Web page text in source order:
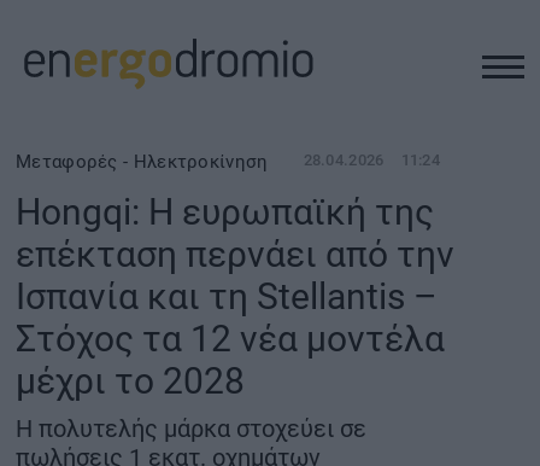
ΥΠΟΔΟΜΕΣ
REAL ESTATE
ΠΕΡΙΒΑΛΛΟΝ
ΕΝΕΡΓΕΙΑ
ΜΕΤΑΦΟΡΕΣ - ΗΛΕΚΤΡΟΚΙΝΗΣΗ
Μεταφορές - Ηλεκτροκίνηση 28.04.2026 11:24
Hongqi: Η ευρωπαϊκή της
επέκταση περνάει από την
Ισπανία και τη Stellantis –
Στόχος τα 12 νέα μοντέλα
μέχρι το 2028
Η πολυτελής μάρκα στοχεύει σε
πωλήσεις 1 εκατ. οχημάτων